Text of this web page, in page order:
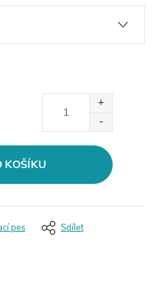
KOŠÍKU
pes Sdílet